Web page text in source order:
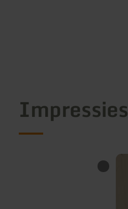
Impressies